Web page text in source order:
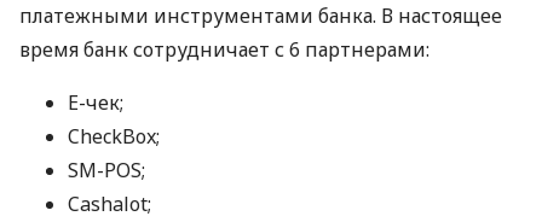
платежными инструментами банка. В настоящее
время банк сотрудничает с 6 партнерами:
E-чек;
CheckBox;
SM-POS;
Cashalot;